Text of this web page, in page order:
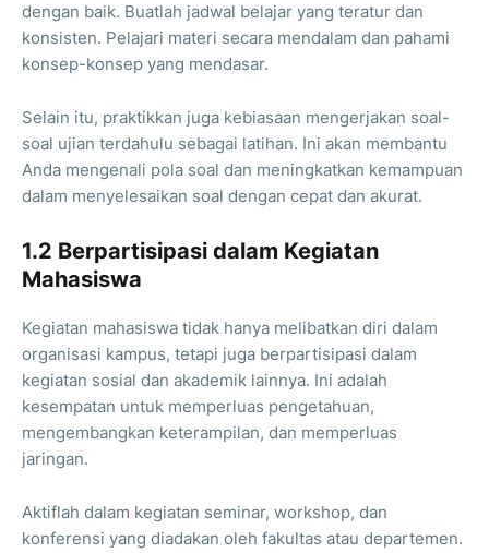
dengan baik. Buatlah jadwal belajar yang teratur dan
konsisten. Pelajari materi secara mendalam dan pahami
konsep-konsep yang mendasar.
Selain itu, praktikkan juga kebiasaan mengerjakan soal-
soal ujian terdahulu sebagai latihan. Ini akan membantu
Anda mengenali pola soal dan meningkatkan kemampuan
dalam menyelesaikan soal dengan cepat dan akurat.
1.2 Berpartisipasi dalam Kegiatan
Mahasiswa
Kegiatan mahasiswa tidak hanya melibatkan diri dalam
organisasi kampus, tetapi juga berpartisipasi dalam
kegiatan sosial dan akademik lainnya. Ini adalah
kesempatan untuk memperluas pengetahuan,
mengembangkan keterampilan, dan memperluas
jaringan.
Aktiflah dalam kegiatan seminar, workshop, dan
konferensi yang diadakan oleh fakultas atau departemen.